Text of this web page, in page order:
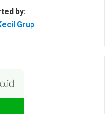
by:
Grup